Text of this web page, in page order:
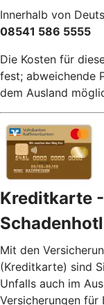
Innerhalb von
08541 586 5555
Die Kosten für
fest; abweichende
dem Ausland
Kreditkarte
Mit den
(Kreditkarte) sind
Unfalls auch im
Versicherungen für